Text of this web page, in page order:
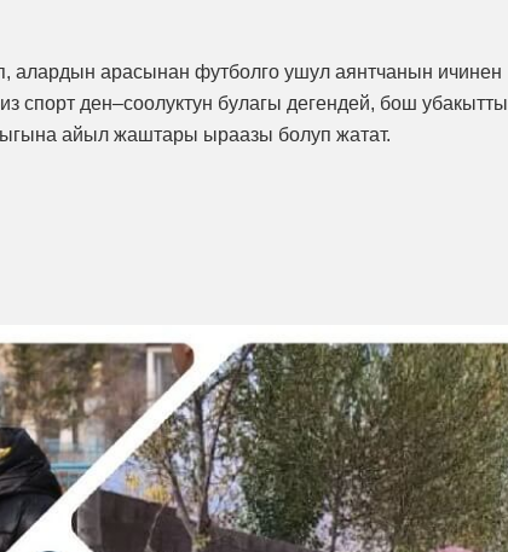
алардын арасынан футболго ушул аянтчанын ичинен
спорт ден–соолуктун булагы дегендей, бош убакытты
айыл жаштары ыраазы болуп жатат.